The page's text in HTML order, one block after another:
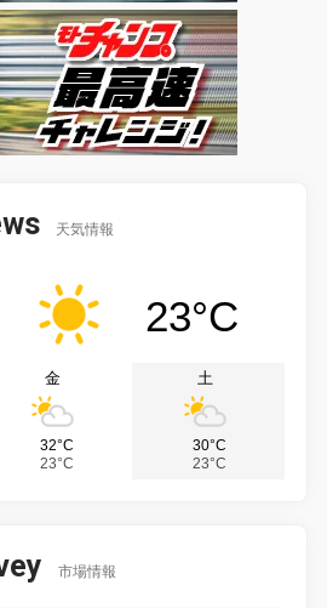
天気情報
23°C
金
32°C
23°C
土
30°C
23°C
市場情報